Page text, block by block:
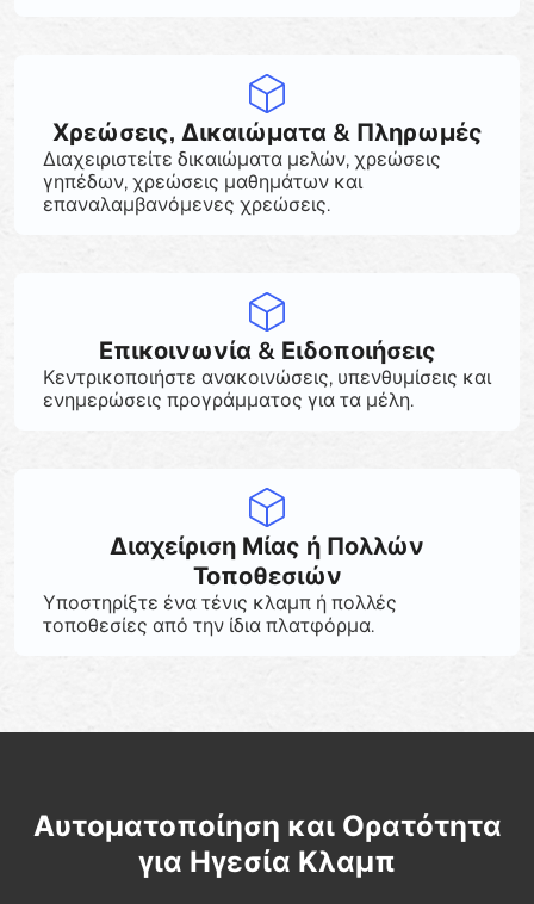
Χρεώσεις, Δικαιώματα & Πληρωμές
Διαχειριστείτε δικαιώματα μελών, χρεώσεις
γηπέδων, χρεώσεις μαθημάτων και
επαναλαμβανόμενες χρεώσεις.
Επικοινωνία & Ειδοποιήσεις
Κεντρικοποιήστε ανακοινώσεις, υπενθυμίσεις και
ενημερώσεις προγράμματος για τα μέλη.
Διαχείριση Μίας ή Πολλών
Τοποθεσιών
Υποστηρίξτε ένα τένις κλαμπ ή πολλές
τοποθεσίες από την ίδια πλατφόρμα.
Αυτοματοποίηση και Ορατότητα
για Ηγεσία Κλαμπ